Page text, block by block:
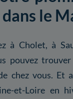
dans le
à Cholet, à
pouvez
chez vous. Et
et-Loire en